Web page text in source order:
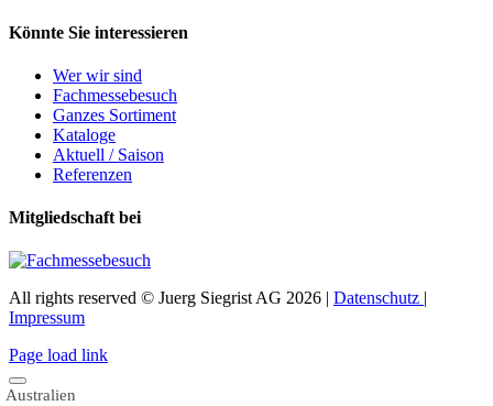
Könnte Sie interessieren
Wer wir sind
Fachmessebesuch
Ganzes Sortiment
Kataloge
Aktuell / Saison
Referenzen
Mitgliedschaft bei
All rights reserved © Juerg Siegrist AG 2026 | Datenschutz |
Impressum
Page load link
Australien